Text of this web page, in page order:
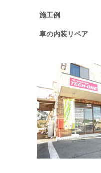
施工例
車の内装リペア